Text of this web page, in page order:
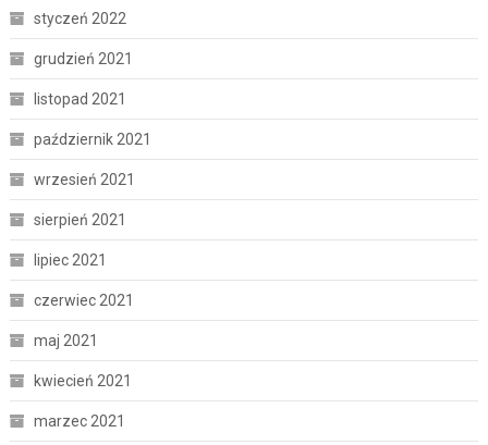
styczeń 2022
grudzień 2021
listopad 2021
październik 2021
wrzesień 2021
sierpień 2021
lipiec 2021
czerwiec 2021
maj 2021
kwiecień 2021
marzec 2021